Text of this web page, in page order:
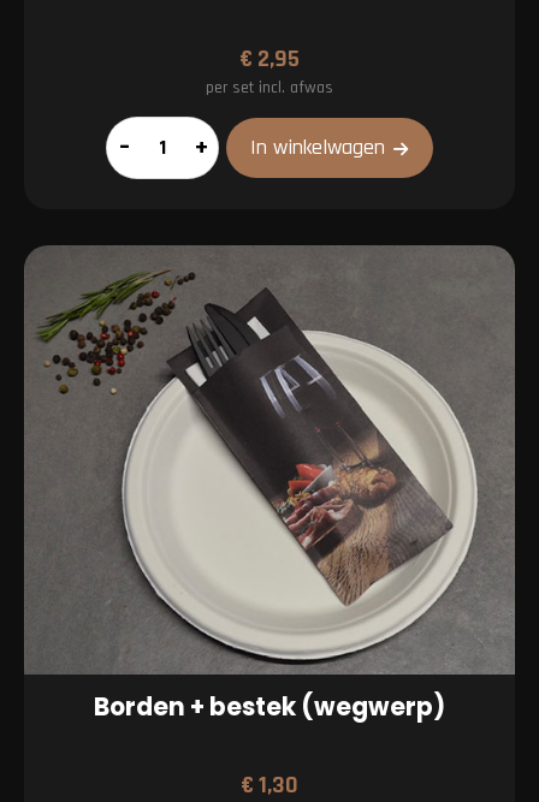
€ 2,95
per set incl. afwas
Borden
+
(vierkant)
aantal
– + In winkelwagen
Borden + bestek (wegwerp)
€1,30